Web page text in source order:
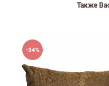
Также
-34%
Оставить отзыв
ФИО